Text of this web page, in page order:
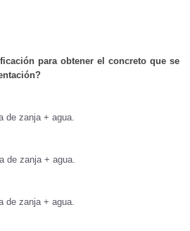
para obtener el concreto que se
de zanja + agua.
de zanja + agua.
de zanja + agua.